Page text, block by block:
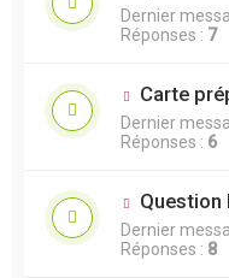
Dernier
Réponses : 7
Carte
Dernier
Réponses : 6
Dernier
Réponses : 8